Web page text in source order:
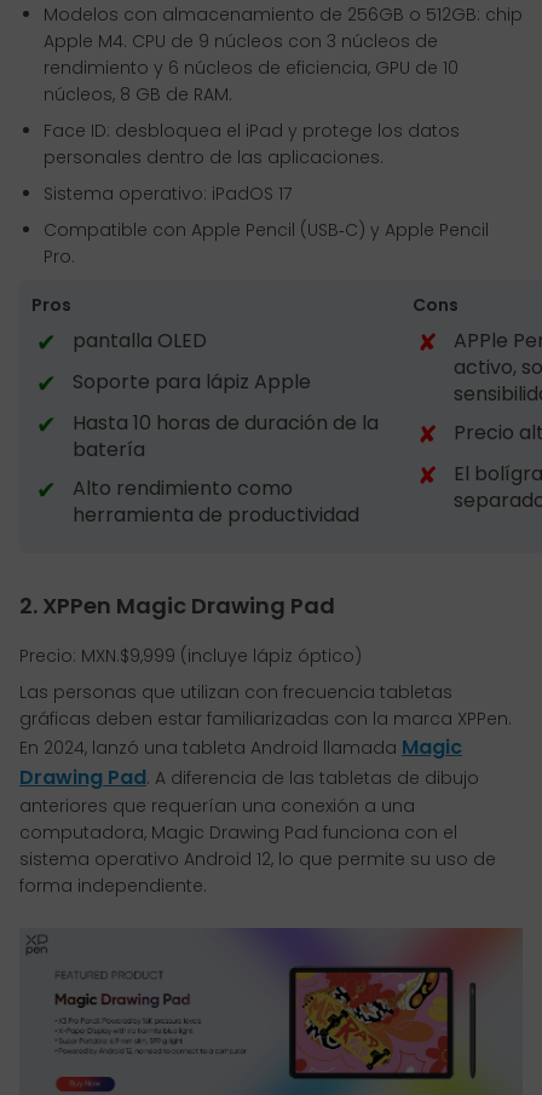
Modelos con almacenamiento de 256GB o 512GB: chip
Apple M4. CPU de 9 núcleos con 3 núcleos de
rendimiento y 6 núcleos de eficiencia, GPU de 10
núcleos, 8 GB de RAM.
Face ID: desbloquea el iPad y protege los datos
personales dentro de las aplicaciones.
Sistema operativo: iPadOS 17
Compatible con Apple Pencil (USB‑C) y Apple Pencil
Pro.
Pros
✔ pantalla OLED
✔ Soporte para lápiz Apple
✔
Hasta 10 horas de duración de la
batería
✔
Alto rendimiento como
herramienta de productividad
Cons
✘
APPle
activo,
✘ Precio
✘
El
2. XPPen Magic Drawing Pad
Precio: MXN.$9,999 (incluye lápiz óptico)
Las personas que utilizan con frecuencia tabletas
gráficas deben estar familiarizadas con la marca XPPen.
En 2024, lanzó una tableta Android llamada Magic
Drawing Pad. A diferencia de las tabletas de dibujo
anteriores que requerían una conexión a una
computadora, Magic Drawing Pad funciona con el
sistema operativo Android 12, lo que permite su uso de
forma independiente.